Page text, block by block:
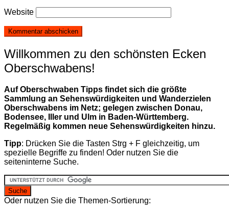
Website
Willkommen zu den schönsten Ecken
Oberschwabens!
Auf Oberschwaben Tipps findet sich die größte
Sammlung an Sehenswürdigkeiten und Wanderzielen
Oberschwabens im Netz; gelegen zwischen Donau,
Bodensee, Iller und Ulm in Baden-Württemberg.
Regelmäßig kommen neue Sehenswürdigkeiten hinzu.
Tipp: Drücken Sie die Tasten Strg + F gleichzeitig, um
spezielle Begriffe zu finden! Oder nutzen Sie die
seiteninterne Suche.
Oder nutzen Sie die Themen-Sortierung: